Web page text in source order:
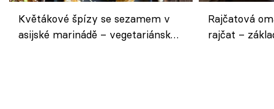
Květákové špízy se sezamem v
asijské marinádě – vegetariánská
Rajčatová
rajčat –